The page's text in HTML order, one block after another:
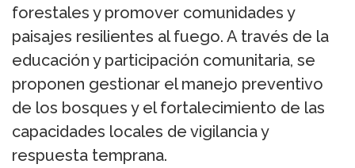
forestales y promover comunidades y
paisajes resilientes al fuego. A través de la
educación y participación comunitaria, se
proponen gestionar el manejo preventivo
de los bosques y el fortalecimiento de las
capacidades locales de vigilancia y
respuesta temprana.